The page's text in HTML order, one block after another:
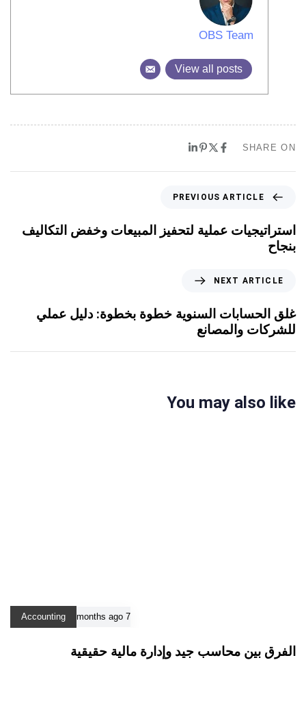
OBS Team
View all posts
SHARE ON
PREVIOUS ARTICLE
استراتيجيات عملية لتحفيز المبيعات وخفض التكاليف
بنجاح
NEXT ARTICLE
غلق الحسابات السنوية خطوة بخطوة: دليل عملي
للشركات والمصانع
You may also like
7 months ago
Accounting
الفرق بين محاسب جيد وإدارة مالية حقيقية